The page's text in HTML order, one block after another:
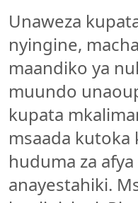
Unaweza
nyingine,
maandiko ya
muundo
kupata
msaada kutoka
huduma za
anayestahiki.